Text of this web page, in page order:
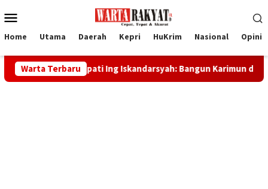
ke
Mobile
Home Utama Daerah Kepri HuKrim Nasional Opini
Warta Terbaru
Bupati Ing Iskandarsyah: Bangun Karimun dengan Kekuatan